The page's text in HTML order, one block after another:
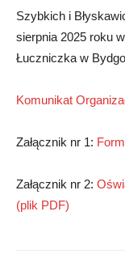
Szybkich i
sierpnia 2025 roku
Łuczniczka w
Komunikat
Załącznik nr 1:
Załącznik nr 2:
(plik PDF)